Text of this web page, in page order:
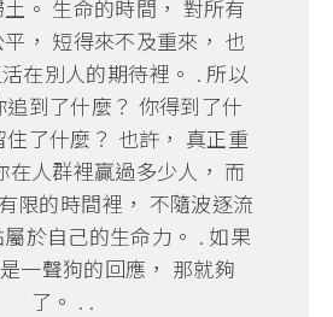
。 生命的時間， 對所有
， 短得來不及重來， 也
在別人的期待裡。 . 所以
到了什麼？ 你得到了什
住了什麼？ 也許， 真正重
在人群裡贏過多少人， 而
限的時間裡， 不隨波逐流
於自己的生命力。 . 如果
一聲狗的回應， 那就夠
了。 . .